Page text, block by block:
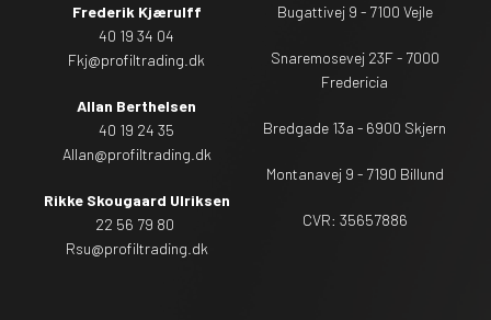
Frederik Kjærulff
40 19 34 04
Fkj@profiltrading.dk
Allan Berthelsen
40 19 24 35
Allan@profiltrading.dk
Rikke Skougaard Ulriksen
22 56 79 80
Rsu@profiltrading.dk
Bugattivej 9 - 7100 Vejle
Snaremosevej 23F - 7000
Fredericia
Bredgade 13a - 6900 Skjern
Montanavej 9 - 7190 Billund
CVR: 35657886